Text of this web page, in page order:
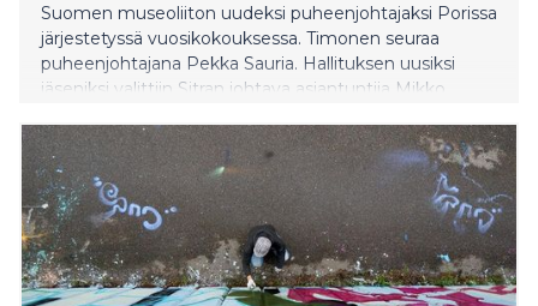
Suomen museoliiton uudeksi puheenjohtajaksi Porissa
järjestetyssä vuosikokouksessa. Timonen seuraa
puheenjohtajana Pekka Sauria. Hallituksen uusiksi
jäseniksi valittiin Sitran johtava asiantuntija Mikko
Taina Máret Pieski.